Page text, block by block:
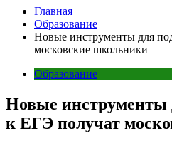
Главная
Образование
Новые инструменты для
московские школьники
Образование
Новые инструменты
к ЕГЭ получат